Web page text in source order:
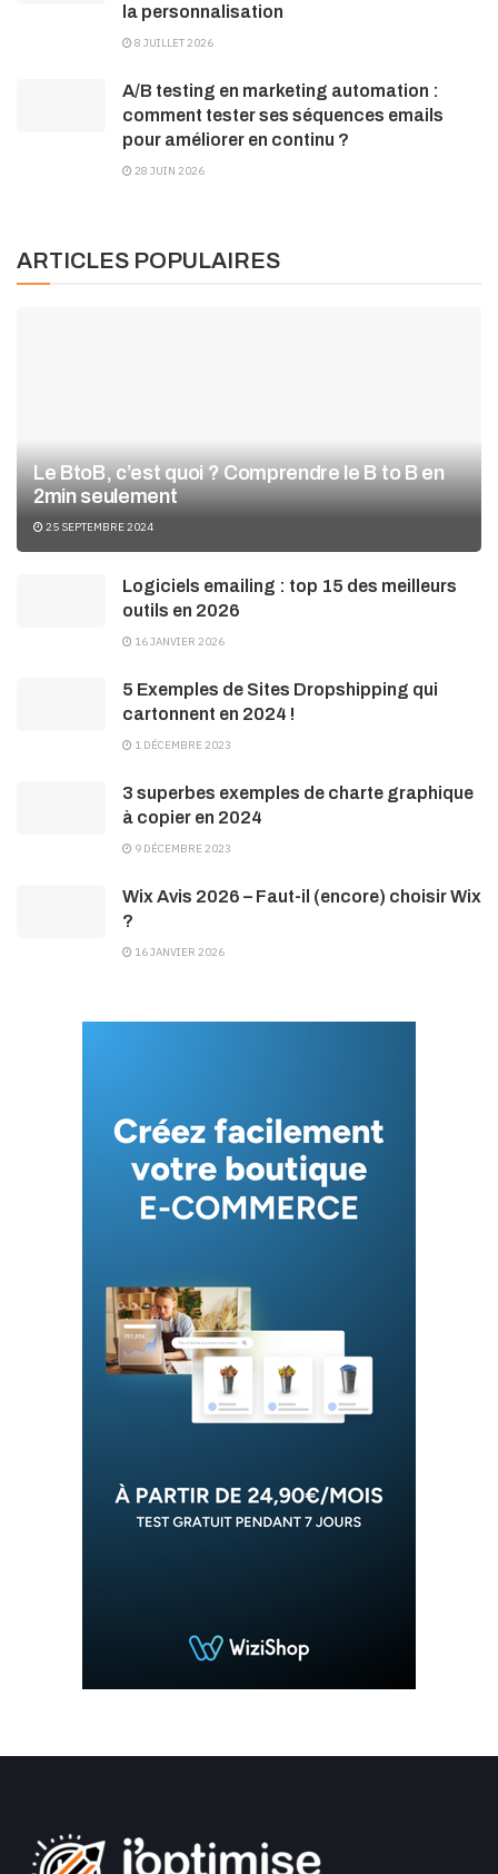
la personnalisation
8 JUILLET 2026
A/B testing en marketing automation :
comment tester ses séquences emails
pour améliorer en continu ?
28 JUIN 2026
ARTICLES POPULAIRES
Le BtoB, c’est quoi ? Comprendre le B to B en
2min seulement
25 SEPTEMBRE 2024
Logiciels emailing : top 15 des meilleurs
outils en 2026
16 JANVIER 2026
5 Exemples de Sites Dropshipping qui
cartonnent en 2024 !
1 DÉCEMBRE 2023
3 superbes exemples de charte graphique
à copier en 2024
9 DÉCEMBRE 2023
Wix Avis 2026 – Faut-il (encore) choisir Wix
?
16 JANVIER 2026